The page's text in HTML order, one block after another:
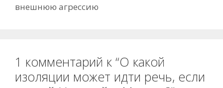
внешнюю агрессию
1 комментарий к “О какой
изоляции может идти речь, если